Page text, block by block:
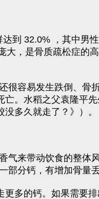
到 32.0% ，其中男
大，是骨质疏松症的
很容易发生跌倒、骨
。水稻之父袁隆平
多久就走了？》）。
气来带动饮食的整体
分钙，有增加骨量丢
多的钙。如果需要